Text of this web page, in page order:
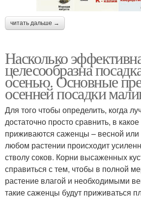
читать дальше →
Насколько
целесообразна
осенью. Основные
осенней посадки
Для того чтобы определить, когда
достаточно просто сравнить, в
приживаются саженцы – весной
любом растении происходит
стволу соков. Корни высаженных
справиться с тем, чтобы в полной
растение влагой и необходимыми
такие саженцы будут приживаться